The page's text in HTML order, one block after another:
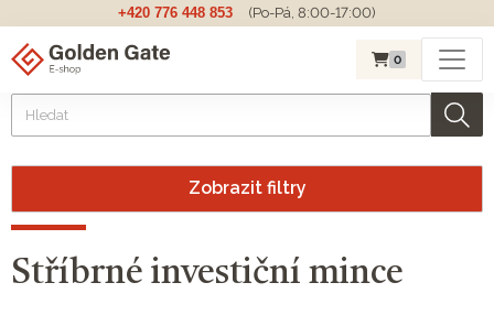
+420 776 448 853 (Po-Pá, 8:00-17:00)
0
Zobrazit filtry
Stříbrné investiční mince